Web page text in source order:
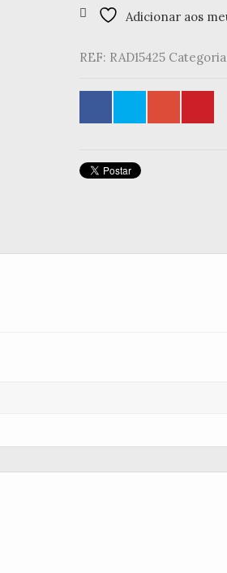
25x25cm
need
love"
Adicionar aos
REF: RAD15425